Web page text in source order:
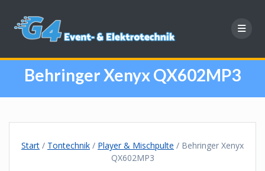
springen
Behringer Xenyx QX602MP3
Start / Tontechnik / Player & Mischpulte / Behringer Xenyx
QX602MP3